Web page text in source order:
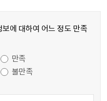
에 대하여 어느 정도 만족
만족
불만족